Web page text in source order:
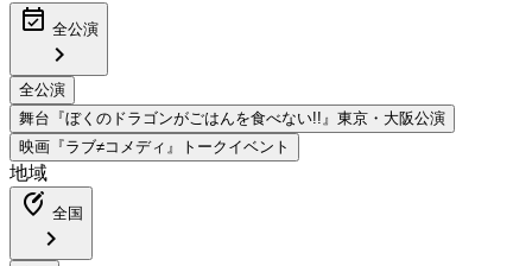
event_available 全公演
chevron_right
地域
edit_location_alt 全国
chevron_right